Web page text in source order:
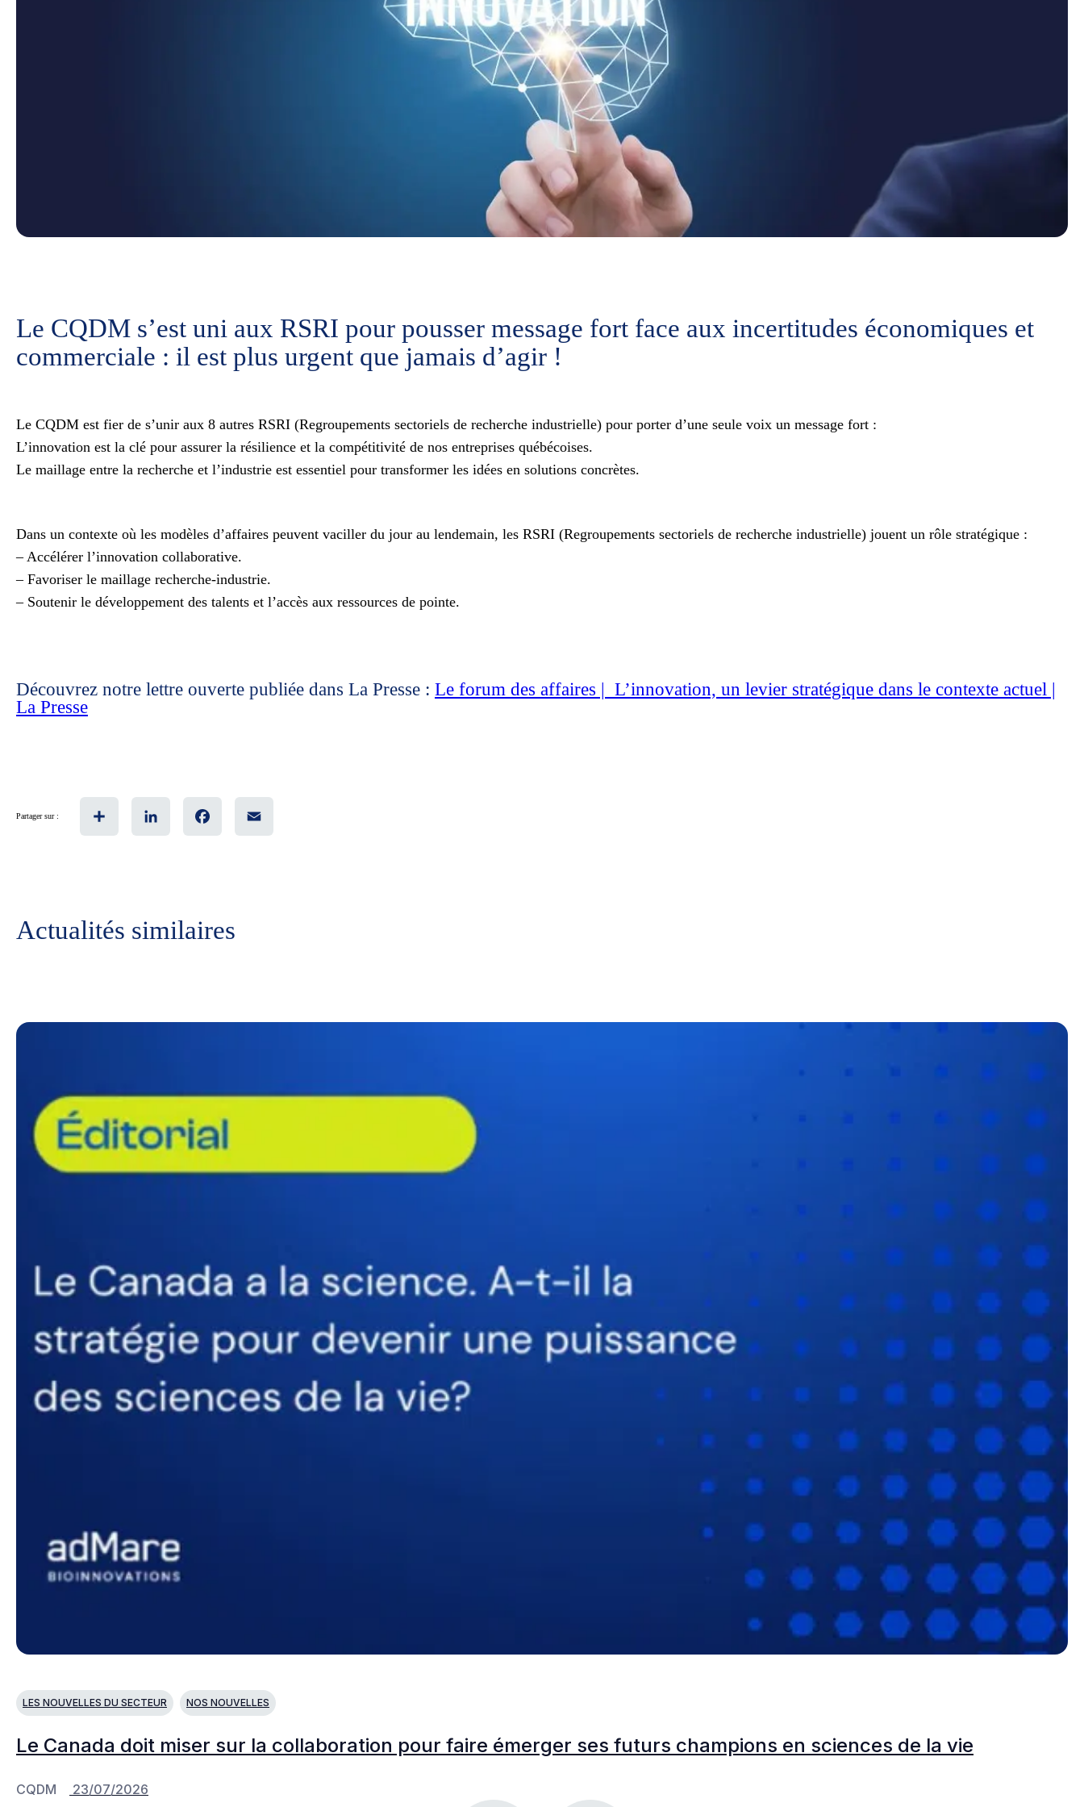
Le CQDM s’est uni aux RSRI pour pousser message fort face aux incertitudes économiques et
commerciale : il est plus urgent que jamais d’agir !
Le CQDM est fier de s’unir aux 8 autres RSRI (Regroupements sectoriels de recherche industrielle) pour porter d’une seule voix un message fort :
L’innovation est la clé pour assurer la résilience et la compétitivité de nos entreprises québécoises.
Le maillage entre la recherche et l’industrie est essentiel pour transformer les idées en solutions concrètes.
Dans un contexte où les modèles d’affaires peuvent vaciller du jour au lendemain, les RSRI (Regroupements sectoriels de recherche industrielle) jouent un rôle stratégique :
– Accélérer l’innovation collaborative.
– Favoriser le maillage recherche-industrie.
– Soutenir le développement des talents et l’accès aux ressources de pointe.
Découvrez notre lettre ouverte publiée dans La Presse : Le forum des affaires | L’innovation, un levier stratégique dans le contexte actuel |
La Presse
Partager sur :
Actualités similaires
LES NOUVELLES DU SECTEUR NOS NOUVELLES
Le Canada doit miser sur la collaboration pour faire émerger ses futurs champions en sciences de la vie
CQDM 23/07/2026